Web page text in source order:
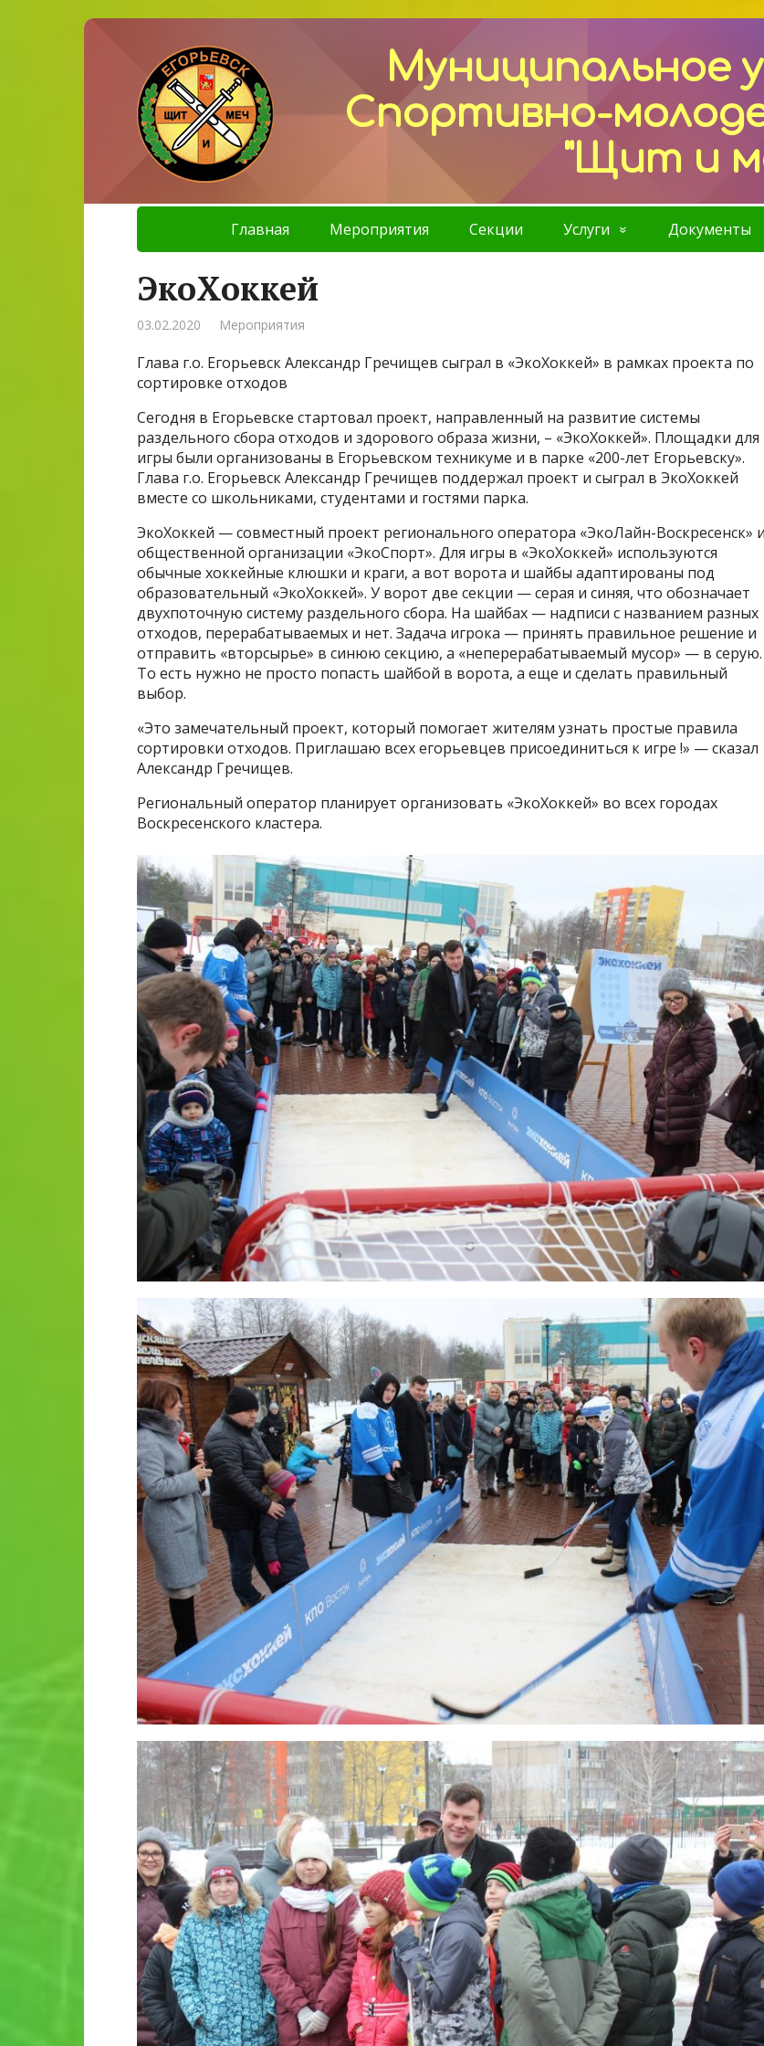
Муниципальное
Спортивно-
"Щит и
Главная Мероприятия Секции Услуги Документы
ЭкоХоккей
03.02.2020 Мероприятия
Глава г.о. Егорьевск Александр Гречищев сыграл в «ЭкоХоккей» в рамках проекта по
сортировке отходов
Сегодня в Егорьевске стартовал проект, направленный на развитие системы
раздельного сбора отходов и здорового образа жизни, – «ЭкоХоккей». Площадки для
игры были организованы в Егорьевском техникуме и в парке «200-лет Егорьевску».
Глава г.о. Егорьевск Александр Гречищев поддержал проект и сыграл в ЭкоХоккей
вместе со школьниками, студентами и гостями парка.
ЭкоХоккей — совместный проект регионального оператора «ЭкоЛайн-Воскресенск» и
общественной организации «ЭкоСпорт». Для игры в «ЭкоХоккей» используются
обычные хоккейные клюшки и краги, а вот ворота и шайбы адаптированы под
образовательный «ЭкоХоккей». У ворот две секции — серая и синяя, что обозначает
двухпоточную систему раздельного сбора. На шайбах — надписи с названием разных
отходов, перерабатываемых и нет. Задача игрока — принять правильное решение и
отправить «вторсырье» в синюю секцию, а «неперерабатываемый мусор» — в серую.
То есть нужно не просто попасть шайбой в ворота, а еще и сделать правильный
выбор.
«Это замечательный проект, который помогает жителям узнать простые правила
сортировки отходов. Приглашаю всех егорьевцев присоединиться к игре !» — сказал
Александр Гречищев.
Региональный оператор планирует организовать «ЭкоХоккей» во всех городах
Воскресенского кластера.